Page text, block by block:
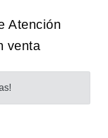
Atención
venta